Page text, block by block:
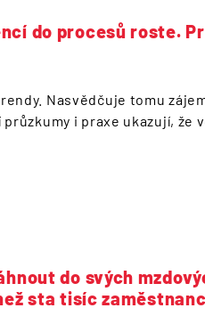
do procesů roste.
Nasvědčuje tomu
i praxe ukazují, že
do svých
sta tisíc